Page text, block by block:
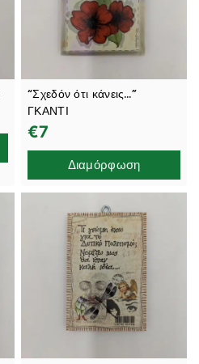
“Σχεδόν ότι κάνεις…”
ΓΚΑΝΤΙ
€7
Διαμόρφωση